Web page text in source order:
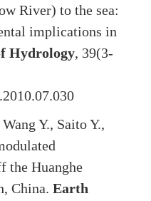
River) to the sea:
implications in
Hydrology, 39(3-
Y., Saito Y.,
the Huanghe
China.Earth